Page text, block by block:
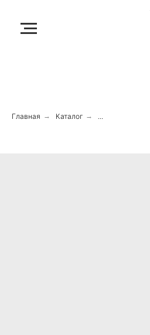
Error get alias
Главная → Каталог → ...